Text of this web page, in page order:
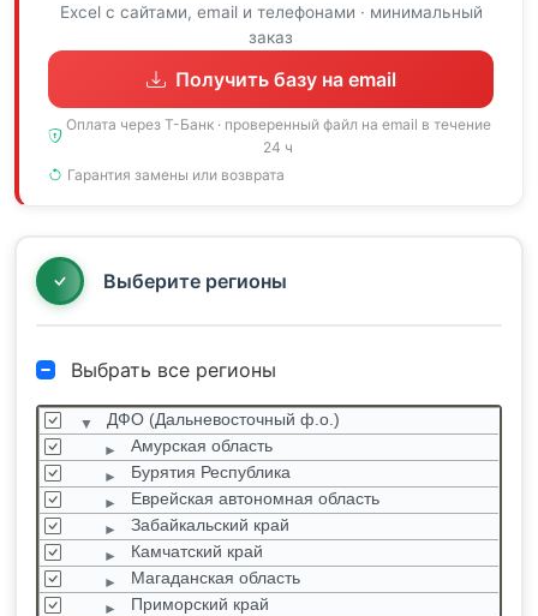
Excel с сайтами, email и телефонами · минимальный
заказ
Получить базу на email
Оплата через Т-Банк · проверенный файл на email в течение
24 ч
Гарантия замены или возврата
Выберите регионы
Выбрать все регионы
ДФО (Дальневосточный ф.о.)
Амурская область
Бурятия Республика
Еврейская автономная область
Забайкальский край
Камчатский край
Магаданская область
Приморский край